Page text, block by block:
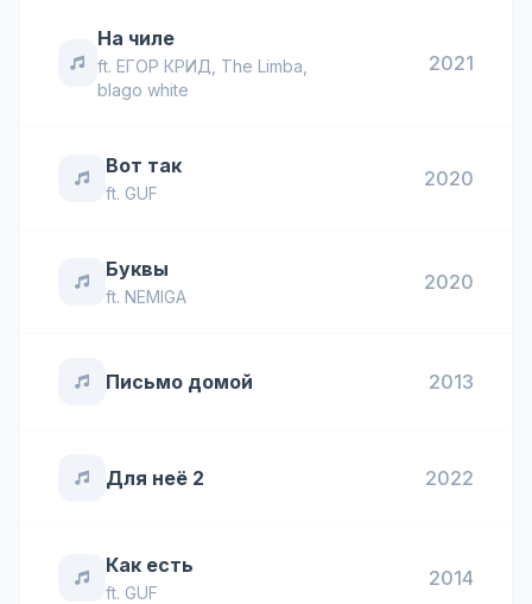
На чиле
ft. ЕГОР КРИД The Limba
blago white
2021
Вот так
ft. GUF
2020
Буквы
ft. NEMIGA
2020
Письмо домой 2013
Для неё 2 2022
Как есть
ft. GUF
2014